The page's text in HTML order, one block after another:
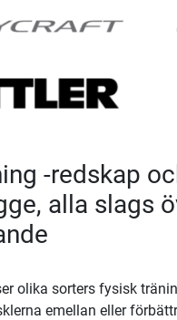
-redskap
alla slags
olika sorters fysisk
emellan eller